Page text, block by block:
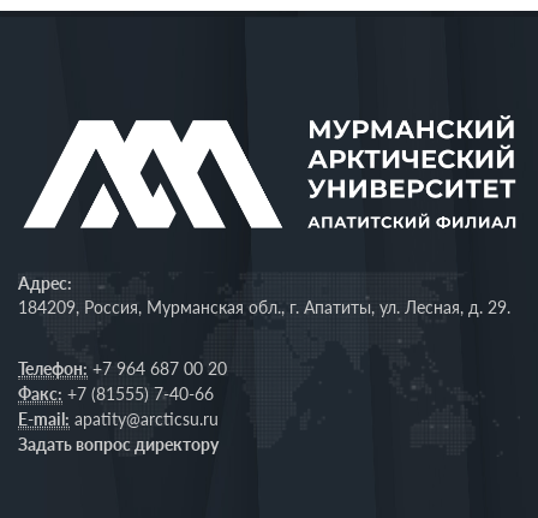
Адрес:
184209, Россия, Мурманская обл., г. Апатиты, ул. Лесная, д. 29.
Телефон: +7 964 687 00 20
Факс: +7 (81555) 7-40-66
E-mail: apatity@arcticsu.ru
Задать вопрос директору